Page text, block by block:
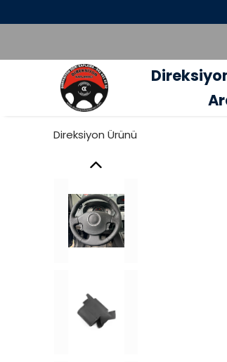
Direksiyon Ürünü